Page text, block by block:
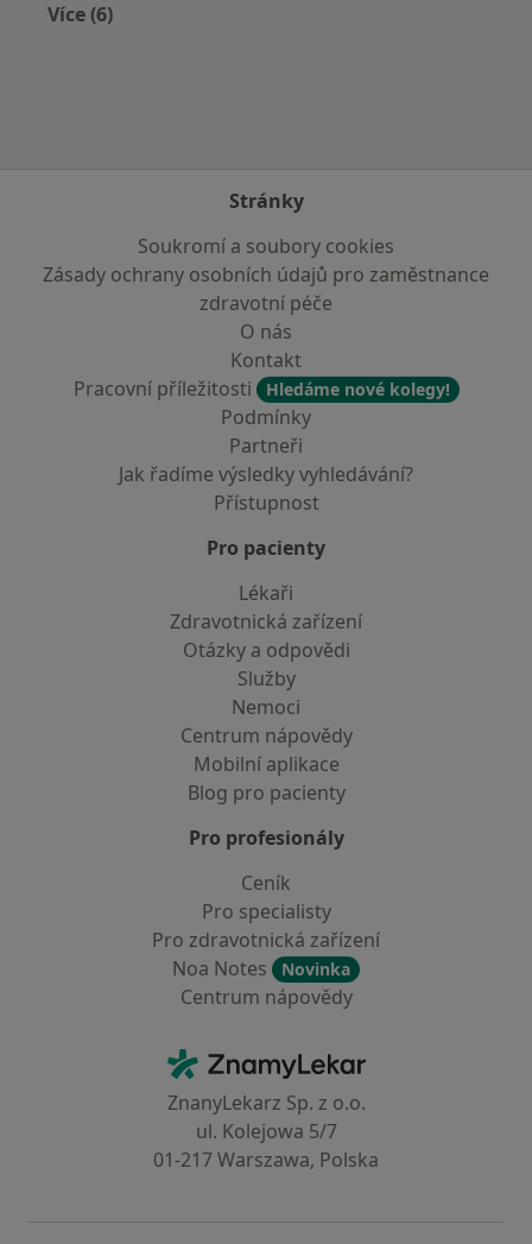
Více (6)
Stránky
Soukromí a soubory cookies
Zásady ochrany osobních údajů pro zaměstnance
zdravotní péče
O nás
Kontakt
Pracovní příležitosti
Hledáme nové kolegy!
Podmínky
Partneři
Jak řadíme výsledky vyhledávání?
Přístupnost
Pro pacienty
Lékaři
Zdravotnická zařízení
Otázky a odpovědi
Služby
Nemoci
Centrum nápovědy
Mobilní aplikace
Blog pro pacienty
Pro profesionály
Ceník
Pro specialisty
Pro zdravotnická zařízení
Noa Notes
Novinka
Centrum nápovědy
ZnamyLekar - Hlavní stránka
ZnanyLekarz Sp. z o.o.
ul. Kolejowa 5/7
01-217 Warszawa, Polska